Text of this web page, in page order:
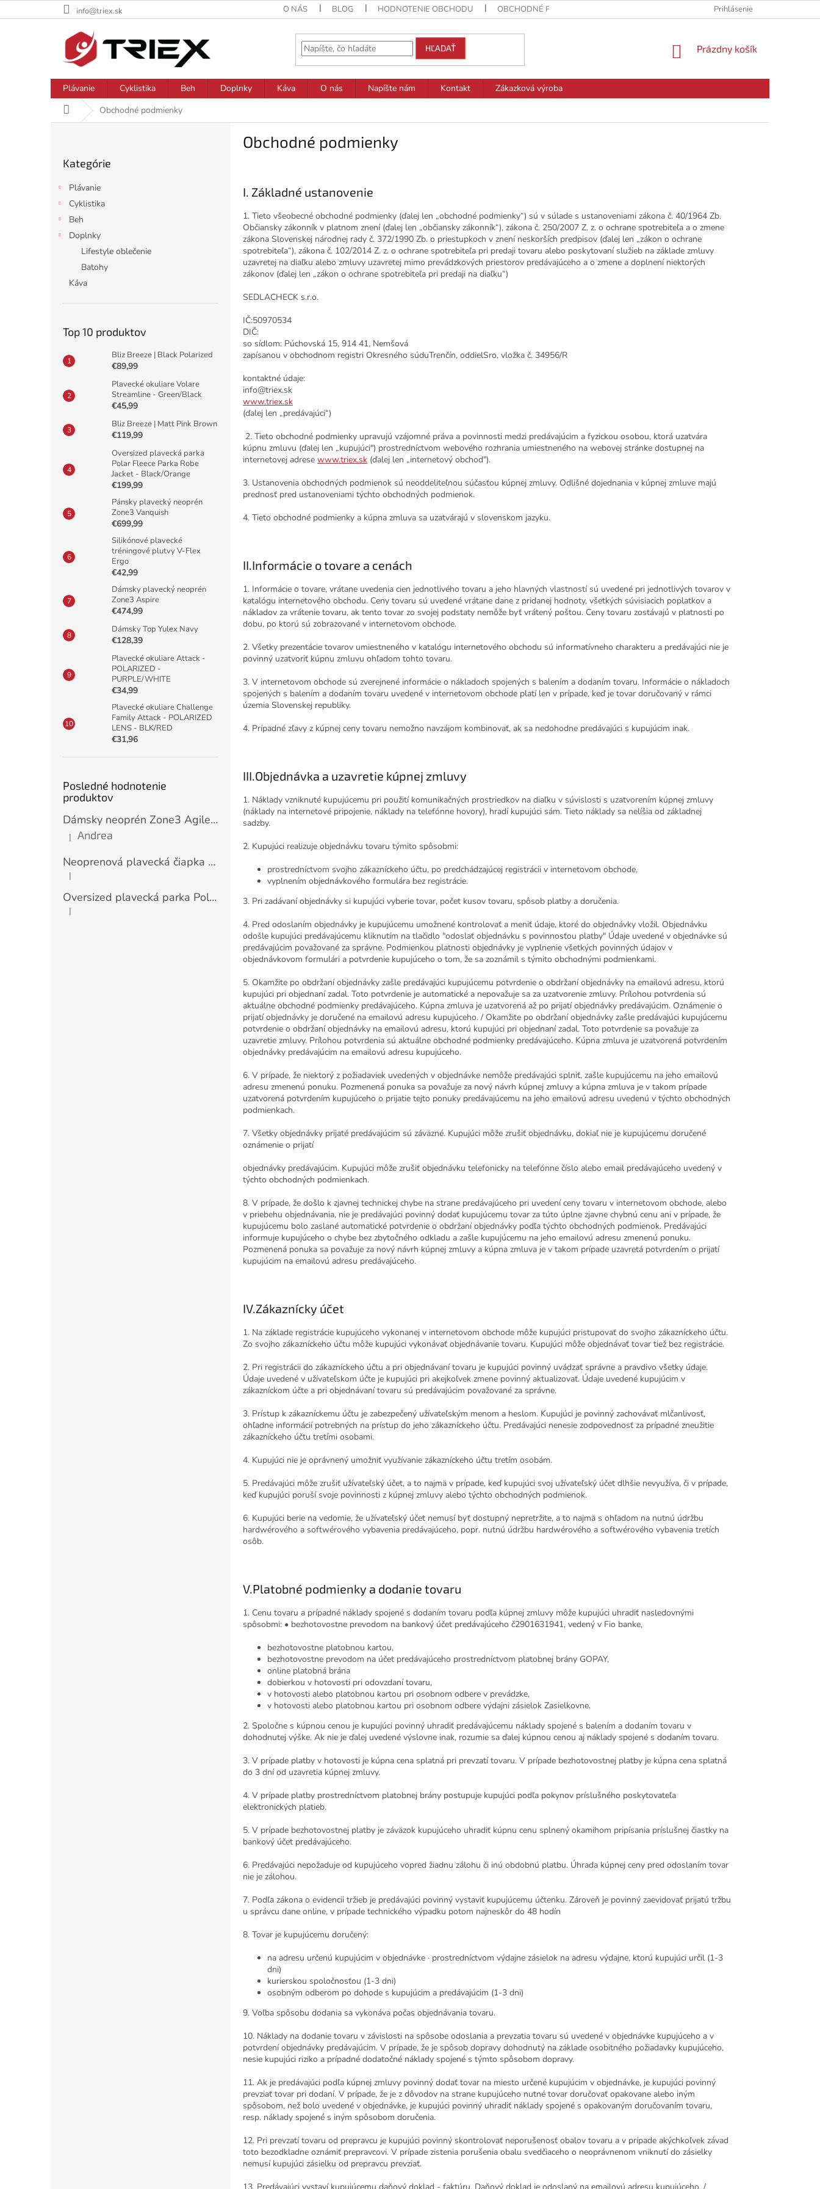
na
info@triex.sk O NÁS BLOG HODNOTENIE OBCHODU OBCHODNÉ PODMIENKY PODMIENKY OCHRANY OSOBNÝCH ÚDAJOV
Prihlásenie
HĽADAŤ
NÁKUPNÝ
Prázdny košík
Plávanie Cyklistika Beh Doplnky Káva O nás Napíšte nám Kontakt
Zákazková výroba
DomovObchodné podmienky
kategórie
Kategórie
Plávanie
Cyklistika
Beh
Doplnky
Lifestyle oblečenie
Batohy
Káva
Top 10 produktov
Bliz Breeze | Black Polarized
€89,99
Plavecké okuliare Volare
Streamline - Green/Black
€45,99
Bliz Breeze | Matt Pink Brown
€119,99
Oversized plavecká parka
Polar Fleece Parka Robe
Jacket - Black/Orange
€199,99
Pánsky plavecký neoprén
Zone3 Vanquish
€699,99
Silikónové plavecké
tréningové plutvy V-Flex
Ergo
€42,99
Dámsky plavecký neoprén
Zone3 Aspire
€474,99
Dámsky Top Yulex Navy
€128,39
Plavecké okuliare Attack -
POLARIZED -
PURPLE/WHITE
€34,99
Plavecké okuliare Challenge
Family Attack - POLARIZED
LENS - BLK/RED
€31,96
Posledné hodnotenie
produktov
Dámsky neoprén Zone3 Agile / Black/Pink/Turquoise
Hodnotenie produktu je 5 z 5 hviezdičiek.
| Andrea
Neoprenová plavecká čiapka Zone3 - BLACK/RED
Hodnotenie produktu je 5 z 5 hviezdičiek.
|
Oversized plavecká parka Polar Fleece Parka Robe Jacket - Black/Orange
Hodnotenie produktu je 5 z 5 hviezdičiek.
|
Obchodné podmienky
I. Základné ustanovenie
1. Tieto všeobecné obchodné podmienky (ďalej len „obchodné podmienky“) sú v súlade s ustanoveniami zákona č. 40/1964 Zb.
Občiansky zákonník v platnom znení (ďalej len „občiansky zákonník“), zákona č. 250/2007 Z. z. o ochrane spotrebiteľa a o zmene
zákona Slovenskej národnej rady č. 372/1990 Zb. o priestupkoch v znení neskorších predpisov (ďalej len „zákon o ochrane
spotrebiteľa“), zákona č. 102/2014 Z. z. o ochrane spotrebiteľa pri predaji tovaru alebo poskytovaní služieb na základe zmluvy
uzavretej na diaľku alebo zmluvy uzavretej mimo prevádzkových priestorov predávajúceho a o zmene a doplnení niektorých
zákonov (ďalej len „zákon o ochrane spotrebiteľa pri predaji na diaľku“)
SEDLACHECK s.r.o.
IČ:50970534
DIČ:
so sídlom: Púchovská 15, 914 41, Nemšová
zapísanou v obchodnom registri Okresného súduTrenčín, oddielSro, vložka č. 34956/R
kontaktné údaje:
info@triex.sk
www.triex.sk
(ďalej len „predávajúci“)
2. Tieto obchodné podmienky upravujú vzájomné práva a povinnosti medzi predávajúcim a fyzickou osobou, ktorá uzatvára
kúpnu zmluvu (ďalej len „kupujúci") prostredníctvom webového rozhrania umiestneného na webovej stránke dostupnej na
internetovej adrese www.triex.sk (ďalej len „internetový obchod").
3. Ustanovenia obchodných podmienok sú neoddeliteľnou súčasťou kúpnej zmluvy. Odlišné dojednania v kúpnej zmluve majú
prednosť pred ustanoveniami týchto obchodných podmienok.
4. Tieto obchodné podmienky a kúpna zmluva sa uzatvárajú v slovenskom jazyku.
II.Informácie o tovare a cenách
1. Informácie o tovare, vrátane uvedenia cien jednotlivého tovaru a jeho hlavných vlastností sú uvedené pri jednotlivých tovarov v
katalógu internetového obchodu. Ceny tovaru sú uvedené vrátane dane z pridanej hodnoty, všetkých súvisiacich poplatkov a
nákladov za vrátenie tovaru, ak tento tovar zo svojej podstaty nemôže byť vrátený poštou. Ceny tovaru zostávajú v platnosti po
dobu, po ktorú sú zobrazované v internetovom obchode.
2. Všetky prezentácie tovarov umiestneného v katalógu internetového obchodu sú informatívneho charakteru a predávajúci nie je
povinný uzatvoriť kúpnu zmluvu ohľadom tohto tovaru.
3. V internetovom obchode sú zverejnené informácie o nákladoch spojených s balením a dodaním tovaru. Informácie o nákladoch
spojených s balením a dodaním tovaru uvedené v internetovom obchode platí len v prípade, keď je tovar doručovaný v rámci
územia Slovenskej republiky.
4. Prípadné zľavy z kúpnej ceny tovaru nemožno navzájom kombinovať, ak sa nedohodne predávajúci s kupujúcim inak.
III.Objednávka a uzavretie kúpnej zmluvy
1. Náklady vzniknuté kupujúcemu pri použití komunikačných prostriedkov na diaľku v súvislosti s uzatvorením kúpnej zmluvy
(náklady na internetové pripojenie, náklady na telefónne hovory), hradí kupujúci sám. Tieto náklady sa nelíšia od základnej
sadzby.
2. Kupujúci realizuje objednávku tovaru týmito spôsobmi:
prostredníctvom svojho zákazníckeho účtu, po predchádzajúcej registrácii v internetovom obchode,
vyplnením objednávkového formulára bez registrácie.
3. Pri zadávaní objednávky si kupujúci vyberie tovar, počet kusov tovaru, spôsob platby a doručenia.
4. Pred odoslaním objednávky je kupujúcemu umožnené kontrolovať a meniť údaje, ktoré do objednávky vložil. Objednávku
odošle kupujúci predávajúcemu kliknutím na tlačidlo "odoslať objednávku s povinnosťou platby" Údaje uvedené v objednávke sú
predávajúcim považované za správne. Podmienkou platnosti objednávky je vyplnenie všetkých povinných údajov v
objednávkovom formulári a potvrdenie kupujúceho o tom, že sa zoznámil s týmito obchodnými podmienkami.
5. Okamžite po obdržaní objednávky zašle predávajúci kupujúcemu potvrdenie o obdržaní objednávky na emailovú adresu, ktorú
kupujúci pri objednaní zadal. Toto potvrdenie je automatické a nepovažuje sa za uzatvorenie zmluvy. Prílohou potvrdenia sú
aktuálne obchodné podmienky predávajúceho. Kúpna zmluva je uzatvorená až po prijatí objednávky predávajúcim. Oznámenie o
prijatí objednávky je doručené na emailovú adresu kupujúceho. / Okamžite po obdržaní objednávky zašle predávajúci kupujúcemu
potvrdenie o obdržaní objednávky na emailovú adresu, ktorú kupujúci pri objednaní zadal. Toto potvrdenie sa považuje za
uzavretie zmluvy. Prílohou potvrdenia sú aktuálne obchodné podmienky predávajúceho. Kúpna zmluva je uzatvorená potvrdením
objednávky predávajúcim na emailovú adresu kupujúceho.
6. V prípade, že niektorý z požiadaviek uvedených v objednávke nemôže predávajúci splniť, zašle kupujúcemu na jeho emailovú
adresu zmenenú ponuku. Pozmenená ponuka sa považuje za nový návrh kúpnej zmluvy a kúpna zmluva je v takom prípade
uzatvorená potvrdením kupujúceho o prijatie tejto ponuky predávajúcemu na jeho emailovú adresu uvedenú v týchto obchodných
podmienkach.
7. Všetky objednávky prijaté predávajúcim sú záväzné. Kupujúci môže zrušiť objednávku, dokiaľ nie je kupujúcemu doručené
oznámenie o prijatí
objednávky predávajúcim. Kupujúci môže zrušiť objednávku telefonicky na telefónne číslo alebo email predávajúceho uvedený v
týchto obchodných podmienkach.
8. V prípade, že došlo k zjavnej technickej chybe na strane predávajúceho pri uvedení ceny tovaru v internetovom obchode, alebo
v priebehu objednávania, nie je predávajúci povinný dodať kupujúcemu tovar za túto úplne zjavne chybnú cenu ani v prípade, že
kupujúcemu bolo zaslané automatické potvrdenie o obdržaní objednávky podľa týchto obchodných podmienok. Predávajúci
informuje kupujúceho o chybe bez zbytočného odkladu a zašle kupujúcemu na jeho emailovú adresu zmenenú ponuku.
Pozmenená ponuka sa považuje za nový návrh kúpnej zmluvy a kúpna zmluva je v takom prípade uzavretá potvrdením o prijatí
kupujúcim na emailovú adresu predávajúceho.
IV.Zákaznícky účet
1. Na základe registrácie kupujúceho vykonanej v internetovom obchode môže kupujúci pristupovať do svojho zákazníckeho účtu.
Zo svojho zákazníckeho účtu môže kupujúci vykonávať objednávanie tovaru. Kupujúci môže objednávať tovar tiež bez registrácie.
2. Pri registrácii do zákazníckeho účtu a pri objednávaní tovaru je kupujúci povinný uvádzať správne a pravdivo všetky údaje.
Údaje uvedené v užívateľskom účte je kupujúci pri akejkoľvek zmene povinný aktualizovať. Údaje uvedené kupujúcim v
zákazníckom účte a pri objednávaní tovaru sú predávajúcim považované za správne.
3. Prístup k zákazníckemu účtu je zabezpečený užívateľským menom a heslom. Kupujúci je povinný zachovávať mlčanlivosť,
ohľadne informácií potrebných na prístup do jeho zákazníckeho účtu. Predávajúci nenesie zodpovednosť za prípadné zneužitie
zákazníckeho účtu tretími osobami.
4. Kupujúci nie je oprávnený umožniť využívanie zákazníckeho účtu tretím osobám.
5. Predávajúci môže zrušiť užívateľský účet, a to najmä v prípade, keď kupujúci svoj užívateľský účet dlhšie nevyužíva, či v prípade,
keď kupujúci poruší svoje povinnosti z kúpnej zmluvy alebo týchto obchodných podmienok.
6. Kupujúci berie na vedomie, že užívateľský účet nemusí byť dostupný nepretržite, a to najmä s ohľadom na nutnú údržbu
hardwérového a softwérového vybavenia predávajúceho, popr. nutnú údržbu hardwérového a softwérového vybavenia tretích
osôb.
V.Platobné podmienky a dodanie tovaru
1. Cenu tovaru a prípadné náklady spojené s dodaním tovaru podľa kúpnej zmluvy môže kupujúci uhradiť nasledovnými
spôsobmi: • bezhotovostne prevodom na bankový účet predávajúceho č2901631941, vedený v Fio banke,
bezhotovostne platobnou kartou,
bezhotovostne prevodom na účet predávajúceho prostredníctvom platobnej brány GOPAY,
online platobná brána
dobierkou v hotovosti pri odovzdaní tovaru,
v hotovosti alebo platobnou kartou pri osobnom odbere v prevádzke,
v hotovosti alebo platobnou kartou pri osobnom odbere výdajni zásielok Zasielkovne.
2. Spoločne s kúpnou cenou je kupujúci povinný uhradiť predávajúcemu náklady spojené s balením a dodaním tovaru v
dohodnutej výške. Ak nie je ďalej uvedené výslovne inak, rozumie sa ďalej kúpnou cenou aj náklady spojené s dodaním tovaru.
3. V prípade platby v hotovosti je kúpna cena splatná pri prevzatí tovaru. V prípade bezhotovostnej platby je kúpna cena splatná
do 3 dní od uzavretia kúpnej zmluvy.
4. V prípade platby prostredníctvom platobnej brány postupuje kupujúci podľa pokynov príslušného poskytovateľa
elektronických platieb.
5. V prípade bezhotovostnej platby je záväzok kupujúceho uhradiť kúpnu cenu splnený okamihom pripísania príslušnej čiastky na
bankový účet predávajúceho.
6. Predávajúci nepožaduje od kupujúceho vopred žiadnu zálohu či inú obdobnú platbu. Úhrada kúpnej ceny pred odoslaním tovar
nie je zálohou.
7. Podľa zákona o evidencii tržieb je predávajúci povinný vystaviť kupujúcemu účtenku. Zároveň je povinný zaevidovať prijatú tržbu
u správcu dane online, v prípade technického výpadku potom najneskôr do 48 hodín
8. Tovar je kupujúcemu doručený:
na adresu určenú kupujúcim v objednávke · prostredníctvom výdajne zásielok na adresu výdajne, ktorú kupujúci určil (1-3
dni)
kurierskou spoločnosťou (1-3 dni)
osobným odberom po dohode s kupujúcim a predávajúcim (1-3 dni)
9. Voľba spôsobu dodania sa vykonáva počas objednávania tovaru.
10. Náklady na dodanie tovaru v závislosti na spôsobe odoslania a prevzatia tovaru sú uvedené v objednávke kupujúceho a v
potvrdení objednávky predávajúcim. V prípade, že je spôsob dopravy dohodnutý na základe osobitného požiadavky kupujúceho,
nesie kupujúci riziko a prípadné dodatočné náklady spojené s týmto spôsobom dopravy.
11. Ak je predávajúci podľa kúpnej zmluvy povinný dodať tovar na miesto určené kupujúcim v objednávke, je kupujúci povinný
prevziať tovar pri dodaní. V prípade, že je z dôvodov na strane kupujúceho nutné tovar doručovať opakovane alebo iným
spôsobom, než bolo uvedené v objednávke, je kupujúci povinný uhradiť náklady spojené s opakovaným doručovaním tovaru,
resp. náklady spojené s iným spôsobom doručenia.
12. Pri prevzatí tovaru od prepravcu je kupujúci povinný skontrolovať neporušenosť obalov tovaru a v prípade akýchkoľvek závad
toto bezodkladne oznámiť prepravcovi. V prípade zistenia porušenia obalu svedčiaceho o neoprávnenom vniknutí do zásielky
nemusí kupujúci zásielku od prepravcu prevziať.